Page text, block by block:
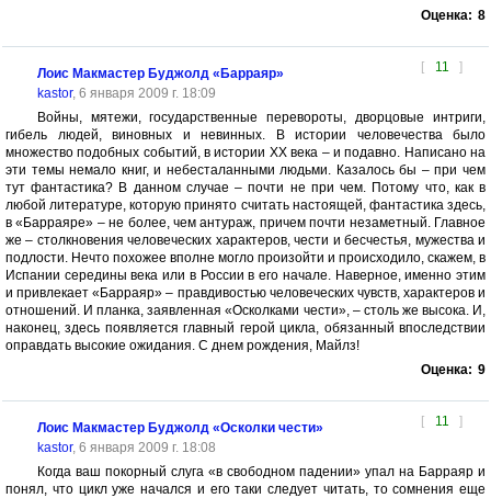
Оценка: 8
[ 11 ]
Лоис Макмастер Буджолд «Барраяр»
kastor, 6 января 2009 г. 18:09
Войны, мятежи, государственные перевороты, дворцовые интриги,
гибель людей, виновных и невинных. В истории человечества было
множество подобных событий, в истории ХХ века – и подавно. Написано на
эти темы немало книг, и небесталанными людьми. Казалось бы – при чем
тут фантастика? В данном случае – почти не при чем. Потому что, как в
любой литературе, которую принято считать настоящей, фантастика здесь,
в «Барраяре» – не более, чем антураж, причем почти незаметный. Главное
же – столкновения человеческих характеров, чести и бесчестья, мужества и
подлости. Нечто похожее вполне могло произойти и происходило, скажем, в
Испании середины века или в России в его начале. Наверное, именно этим
и привлекает «Барраяр» – правдивостью человеческих чувств, характеров и
отношений. И планка, заявленная «Осколками чести», – столь же высока. И,
наконец, здесь появляется главный герой цикла, обязанный впоследствии
оправдать высокие ожидания. С днем рождения, Майлз!
Оценка: 9
[ 11 ]
Лоис Макмастер Буджолд «Осколки чести»
kastor, 6 января 2009 г. 18:08
Когда ваш покорный слуга «в свободном падении» упал на Барраяр и
понял, что цикл уже начался и его таки следует читать, то сомнения еще